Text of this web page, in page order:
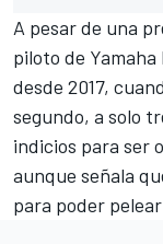
A pesar de una
piloto de
desde 2017,
segundo, a solo
indicios para ser
aunque señala
para poder